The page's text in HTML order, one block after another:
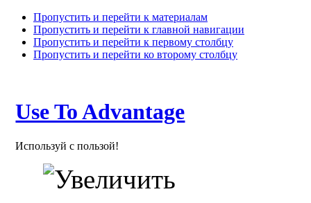
Пропустить и перейти к материалам
Пропустить и перейти к главной навигации
Пропустить и перейти к первому столбцу
Пропустить и перейти ко второму столбцу
Use To Advantage
Используй с пользой!